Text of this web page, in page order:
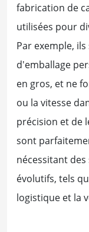
fabrication de
utilisées pour
Par exemple,
d'emballage
en gros, et ne
ou la vitesse
précision et de
sont
nécessitant
évolutifs, tels
logistique et la